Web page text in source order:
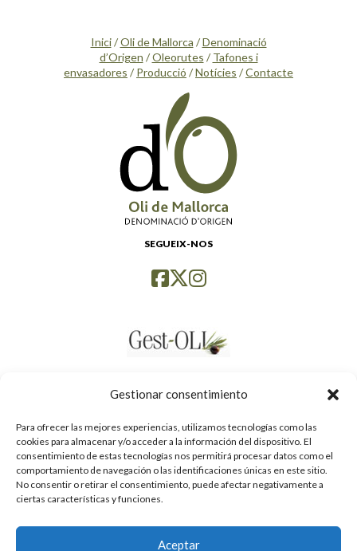
Gestionar consentimiento
Para ofrecer las mejores experiencias, utilizamos tecnologías como las
cookies para almacenar y/o acceder a la información del dispositivo. El
consentimiento de estas tecnologías nos permitirá procesar datos como el
comportamiento de navegación o las identificaciones únicas en este sitio.
No consentir o retirar el consentimiento, puede afectar negativamente a
ciertas características y funciones.
Aceptar
Inici/Oli de Mallorca /Denominació
d’Origen /Oleorutes / Tafones i
envasadores / Producció /Notícies /Contacte
SEGUEIX-NOS